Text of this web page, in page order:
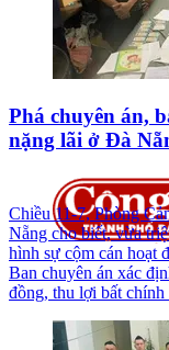
Phá chuyên án,
nặng lãi ở Đà
Chiều 11-7, Phòng
Nẵng cho biết, vừa
hình sự cộm cán hoạt
Ban chuyên án xác
đồng, thu lợi bất chính